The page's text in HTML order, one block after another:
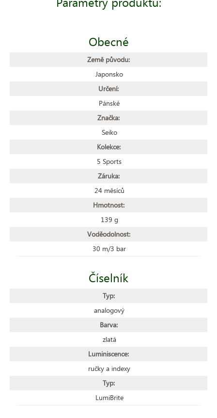
Obecné
Země původu:
Japonsko
Určení:
Pánské
Značka:
Seiko
Kolekce:
5 Sports
Záruka:
24 měsíců
Hmotnost:
139 g
Voděodolnost:
30 m/3 bar
Číselník
Typ:
analogový
Barva:
zlatá
Luminiscence:
ručky a indexy
Typ:
LumiBrite